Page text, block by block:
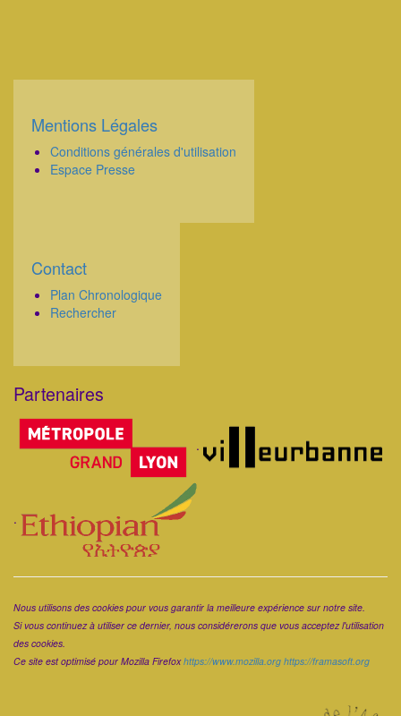
Corps
Mentions Légales
Conditions générales d'utilisation
Espace Presse
Corps
Contact
Plan Chronologique
Rechercher
Partenaires
Corps
.
.
Nous utilisons des cookies pour vous garantir la meilleure expérience sur notre site.
Si vous continuez à utiliser ce dernier, nous considérerons que vous acceptez l'utilisation
des cookies.
Ce site est optimisé pour Mozilla Firefoxhttps://www.mozilla.org https://framasoft.org